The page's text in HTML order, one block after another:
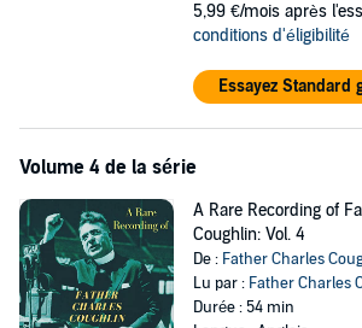
5,99 €/mois après
conditions d'éligibilité
Essayez Standard
Volume 4 de la série
A Rare Recording of
Coughlin: Vol. 4
De : Father Charles
Lu par : Father Charles
Durée : 54 min